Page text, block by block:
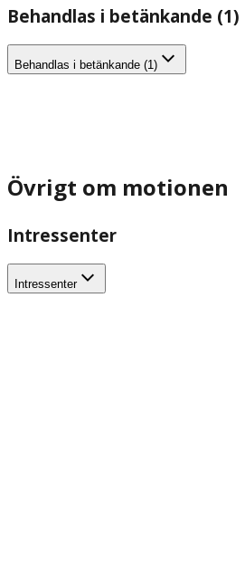
Behandlas i betänkande (1)
Behandlas i betänkande (1)
Övrigt om motionen
Intressenter
Intressenter